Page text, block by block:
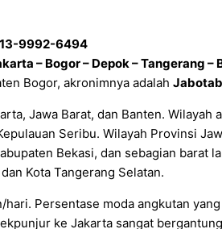
9992-6494
– Bogor – Depok – Tangerang –
Bogor, akronimnya adalah
Jawa Barat, dan Banten. Wilayah
Seribu. Wilayah Provinsi
Bekasi, dan sebagian barat
Kota Tangerang Selatan.
Persentase moda angkutan
ke Jakarta sangat